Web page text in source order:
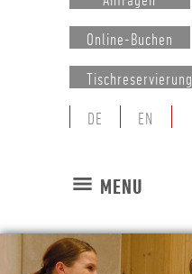
Online-Buchen
Tischreservierung
DE EN
MENU